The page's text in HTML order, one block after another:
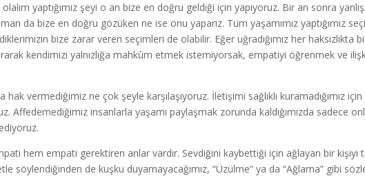
yaptığımız şeyi o an bize en doğru geldiği için yapıyoruz. Bir an sonra yanlış
da bize en doğru gözüken ne ise onu yaparız. Tüm yaşamımız yaptığımız
bize zarar veren seçimleri de olabilir. Eğer uğradığımız her haksızlıkta
kendimizi yalnızlığa mahkûm etmek istemiyorsak, empatiyi öğrenmek ve
hak vermediğimiz ne çok şeyle karşılaşıyoruz. İletişimi sağlıklı kuramadığımız
Affedemediğimiz insanlarla yaşamı paylaşmak zorunda kaldığımızda sadece
hem empati gerektiren anlar vardır. Sevdiğini kaybettiği için ağlayan bir kişiyi
söylendiğinden de kuşku duyamayacağımız, “Üzülme” ya da “Ağlama” gibi